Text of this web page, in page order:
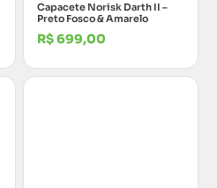
Capacete Norisk Darth II –
Preto Fosco & Amarelo
R$699,00